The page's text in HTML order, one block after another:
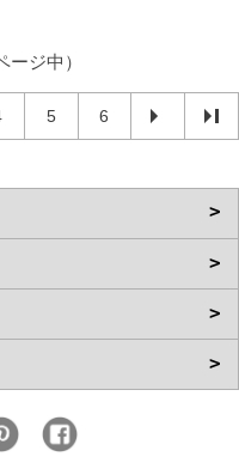
ージ中）
5 6